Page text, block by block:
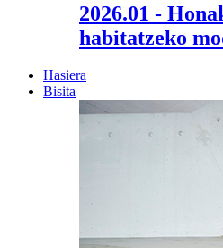
2026.01 -
habitatzeko
Hasiera
Bisita